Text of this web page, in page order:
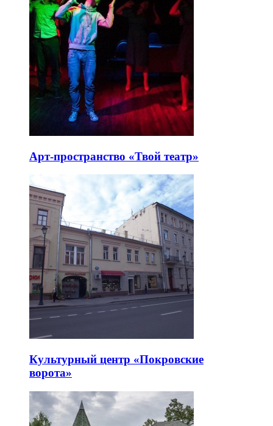
Арт-пространство «Твой театр»
Культурный центр «Покровские
ворота»